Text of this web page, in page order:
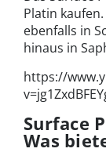
Platin
ebenfalls in
hinaus in
https://
Surface
Was